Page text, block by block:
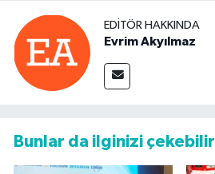
EDITÖR HAKKINDA
Evrim Akyılmaz
Bunlar da ilginizi çekebilir